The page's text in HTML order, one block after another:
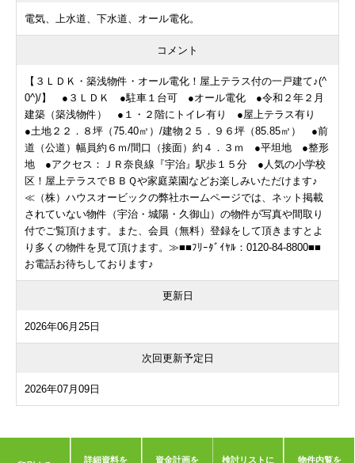
電気、上水道、下水道、オール電化。
コメント
【３ＬＤＫ・築浅物件・オール電化！屋上テラス付の一戸建て♪(^
0^)/】 ●３ＬＤＫ ●駐車１台可 ●オール電化 ●令和２年２月
建築（築浅物件） ●１・２階にトイレ有り ●屋上テラス有り
●土地２２．８坪（75.40㎡）/建物２５．９６坪（85.85㎡） ●前
道（公道）幅員約６ｍ/間口（接面）約４．３ｍ ●平坦地 ●整形
地 ●アクセス：ＪＲ奈良線『宇治』駅歩１５分 ●人気の小学校
区！屋上テラスでＢＢＱや家庭菜園などお楽しみいただけます♪
≪（株）ハウスオービックの弊社ホームページでは、ネット掲載
されていない物件（宇治・城陽・久御山）の物件が写真や間取り
付でご覧頂けます。また、会員（無料）登録をして頂きますとよ
り多くの物件を見て頂けます。≫■■ﾌﾘｰﾀﾞｲﾔﾙ：0120-84-8800■■
お電話お待ちしております♪
更新日
2026年06月25日
次回更新予定日
2026年07月09日
詳細資料を 資金計画を 検討リストに 物件内覧を